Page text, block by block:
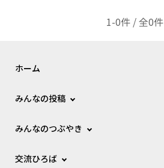
1-0件 / 全0件
ホーム
みんなの投稿
みんなのつぶやき
交流ひろば